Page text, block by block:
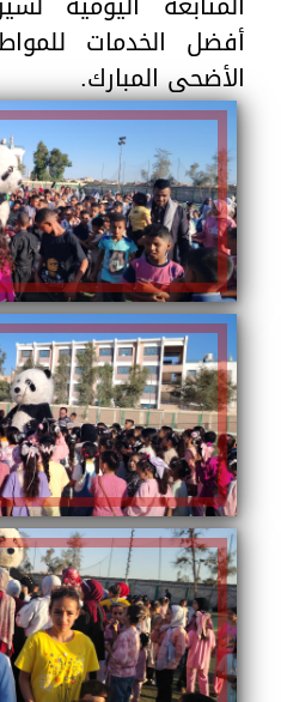
أفضل الخدمات
الأضحى المبارك.